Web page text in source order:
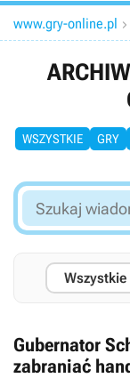
www.gry-online.pl 
WSZYSTKIE GRY
Szukaj
wiadomości...
Gubernator
zabraniać